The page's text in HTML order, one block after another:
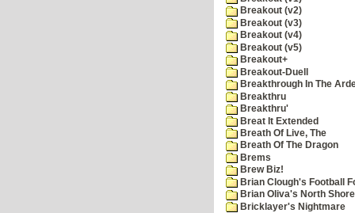
Breakout (v2)
Breakout (v3)
Breakout (v4)
Breakout (v5)
Breakout+
Breakout-Duell
Breakthrough In The
Breakthru
Breakthru'
Breat It Extended
Breath Of Live, The
Breath Of The Dragon
Brems
Brew Biz!
Brian Clough's Football
Brian Oliva's North
Bricklayer's Nightmare